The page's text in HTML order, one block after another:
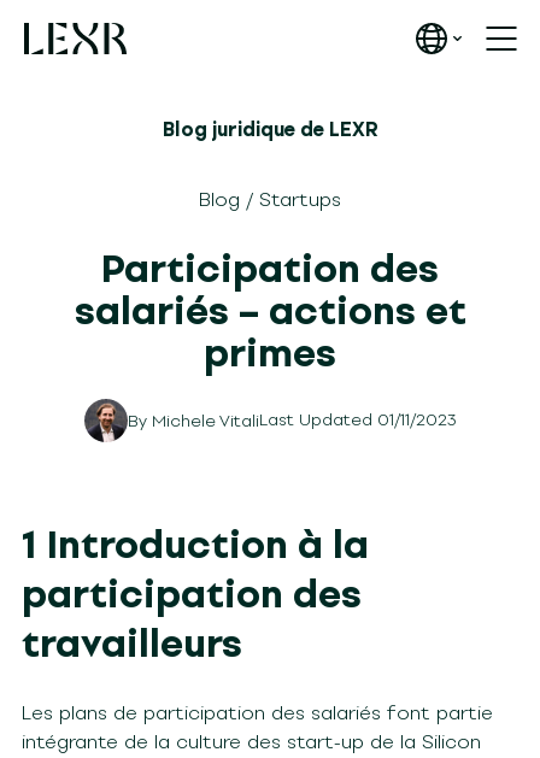
Blog juridique de LEXR
Blog / Startups
Participation des
salariés – actions et
primes
By Michele VitaliLast Updated 01/11/2023
1 Introduction à la
participation des
travailleurs
Les plans de participation des salariés font partie
intégrante de la culture des start-up de la Silicon